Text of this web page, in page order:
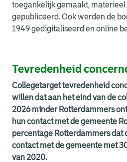
toegankelijk gemaakt, materieel
gepubliceerd. Ook werden de
1949 gedigitaliseerd en online
Tevredenheid
Collegetarget tevredenheid
willen dat aan het eind van de
2026 minder Rotterdammers
hun contact met de gemeente
percentage Rotterdammers dat
contact met de gemeente met
van 2020.